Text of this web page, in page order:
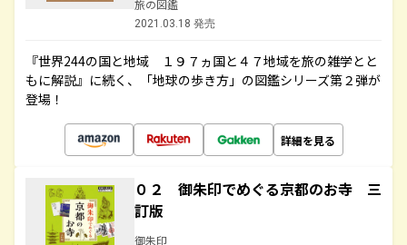
旅の図鑑
2021.03.18 発売
『世界244の国と地域 １９７ヵ国と４７地域を旅の雑学とと
もに解説』に続く、「地球の歩き方」の図鑑シリーズ第２弾が
登場！
詳細を見る
０２ 御朱印でめぐる京都のお寺 三
訂版
御朱印